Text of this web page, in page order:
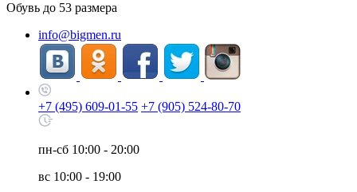
Обувь до 53 размера
info@bigmen.ru
+7 (495) 609-01-55 +7 (905) 524-80-70
пн-сб 10:00 - 20:00
вс 10:00 - 19:00